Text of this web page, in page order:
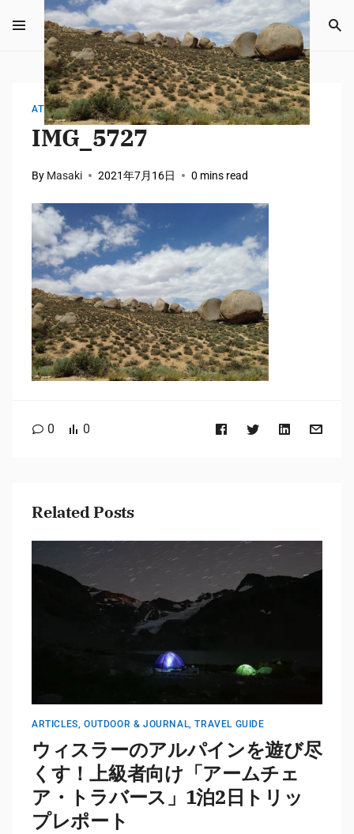
ATTACHMENT
IMG_5727
By Masaki 2021年7月16日 0 mins read
0 0
Related Posts
ARTICLES,OUTDOOR & JOURNAL,TRAVEL GUIDE
ウィスラーのアルパインを遊び尽
くす！上級者向け「アームチェ
ア・トラバース」1泊2日トリッ
プレポート